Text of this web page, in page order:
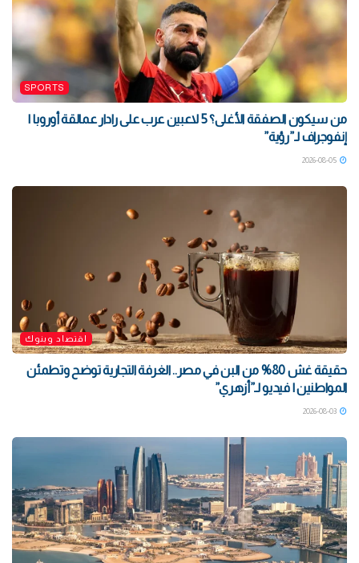
SPORTS
من سيكون الصفقة الأغلى؟ 5 لاعبين عرب على رادار عمالقة أوروبا |
إنفوجراف لـ”رؤية”
اقتصاد وبنوك
حقيقة غش 80% من البن في مصر.. الغرفة التجارية توضح وتطمئن
المواطنين | فيديو لـ”أزهري”